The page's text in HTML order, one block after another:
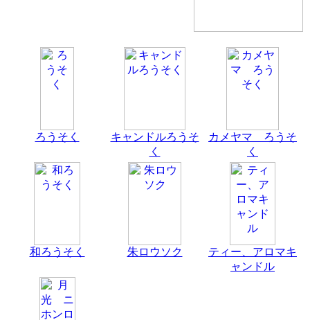
ろうそく
キャンドルろうそ
く
カメヤマ ろうそ
く
和ろうそく 朱ロウソク
ティー、アロマキ
ャンドル